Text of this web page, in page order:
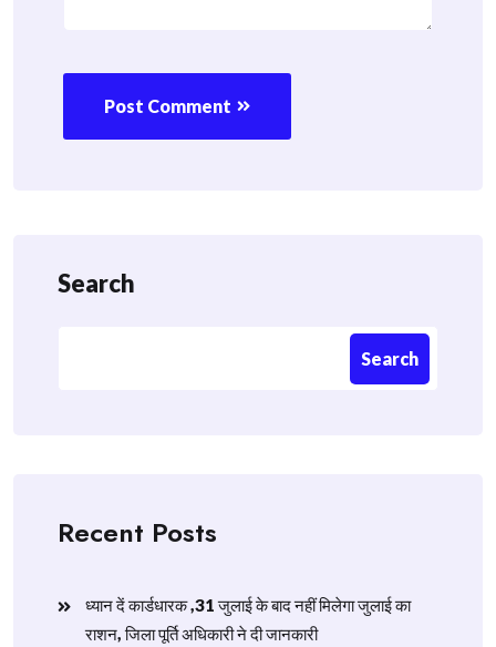
Post Comment
Search
Search
Recent Posts
ध्यान दें कार्डधारक ,31 जुलाई के बाद नहीं मिलेगा जुलाई का
राशन, जिला पूर्ति अधिकारी ने दी जानकारी